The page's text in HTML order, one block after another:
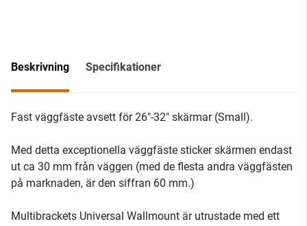
Beskrivning Specifikationer
Fast väggfäste avsett för 26"-32" skärmar (Small).
Med detta exceptionella väggfäste sticker skärmen endast
ut ca 30 mm från väggen (med de flesta andra väggfästen
på marknaden, är den siffran 60 mm.)
Multibrackets Universal Wallmount är utrustade med ett